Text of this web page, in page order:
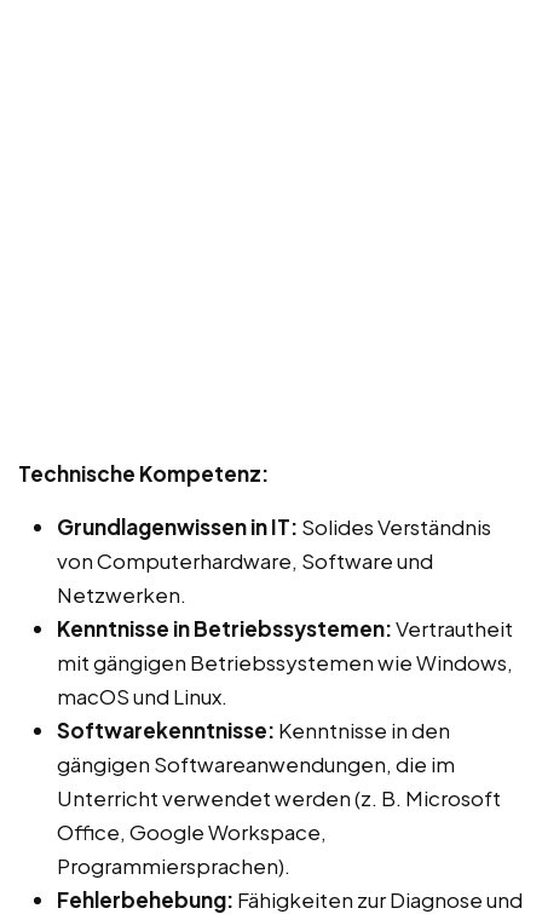
Technische Kompetenz:
Grundlagenwissen in IT: Solides Verständnis
von Computerhardware, Software und
Netzwerken.
Kenntnisse in Betriebssystemen:Vertrautheit
mit gängigen Betriebssystemen wie Windows,
macOS und Linux.
Softwarekenntnisse: Kenntnisse in den
gängigen Softwareanwendungen, die im
Unterricht verwendet werden (z. B. Microsoft
Office, Google Workspace,
Programmiersprachen).
Fehlerbehebung: Fähigkeiten zur Diagnose und